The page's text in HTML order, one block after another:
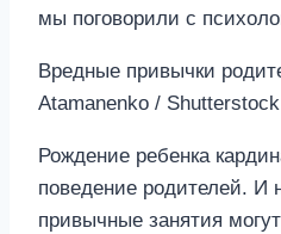
мы поговорили с
Вредные привычки
Atamanenko /
Рождение ребенка
поведение родителей. И
привычные занятия